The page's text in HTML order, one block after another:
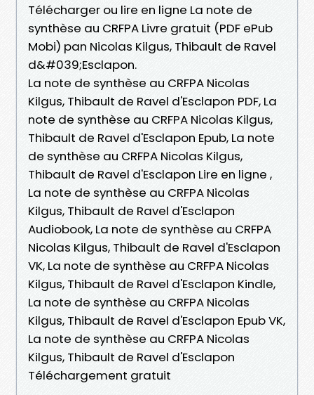
Télécharger ou lire en ligne La note de
synthèse au CRFPA Livre gratuit (PDF ePub
Mobi) pan Nicolas Kilgus, Thibault de Ravel
d&#039;Esclapon.
La note de synthèse au CRFPA Nicolas
Kilgus, Thibault de Ravel d'Esclapon PDF, La
note de synthèse au CRFPA Nicolas Kilgus,
Thibault de Ravel d'Esclapon Epub, La note
de synthèse au CRFPA Nicolas Kilgus,
Thibault de Ravel d'Esclapon Lire en ligne ,
La note de synthèse au CRFPA Nicolas
Kilgus, Thibault de Ravel d'Esclapon
Audiobook, La note de synthèse au CRFPA
Nicolas Kilgus, Thibault de Ravel d'Esclapon
VK, La note de synthèse au CRFPA Nicolas
Kilgus, Thibault de Ravel d'Esclapon Kindle,
La note de synthèse au CRFPA Nicolas
Kilgus, Thibault de Ravel d'Esclapon Epub VK,
La note de synthèse au CRFPA Nicolas
Kilgus, Thibault de Ravel d'Esclapon
Téléchargement gratuit